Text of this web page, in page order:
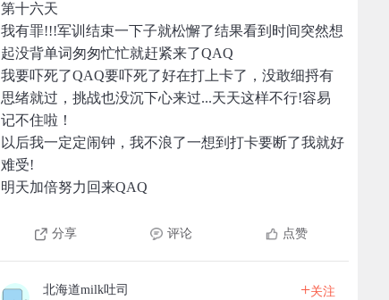
第十六天
我有罪!!!军训结束一下子就松懈了结果看到时间突然想
起没背单词匆匆忙忙就赶紧来了QAQ
我要吓死了QAQ要吓死了好在打上卡了，没敢细捋有
思绪就过，挑战也没沉下心来过...天天这样不行!容易
记不住啦！
以后我一定定闹钟，我不浪了一想到打卡要断了我就好
难受!
明天加倍努力回来QAQ
分享 评论 点赞
北海道milk吐司 +关注